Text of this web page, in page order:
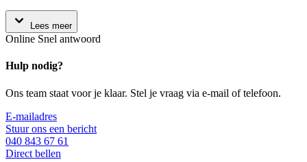
Lees meer
Online Snel antwoord
Hulp nodig?
Ons team staat voor je klaar. Stel je vraag via e-mail of telefoon.
E-mailadres
Stuur ons een bericht
040 843 67 61
Direct bellen